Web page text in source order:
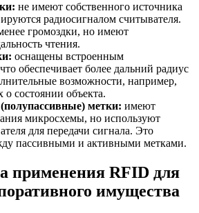
не имеют собственного источника
радиосигналом считывателя.
громоздки, но имеют
чтения.
оснащены встроенным
обеспечивает более дальний радиус
возможности, например,
о состоянии объекта.
метки: имеют
микросхемы, но используют
для передачи сигнала. Это
пассивными и активными метками.
применения RFID для
имущества